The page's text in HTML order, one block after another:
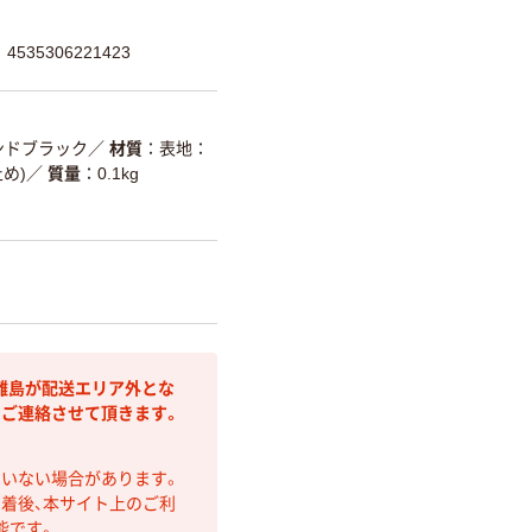
4535306221423
ドブラック ／ 材質
表地：
) ／ 質量 0.1kg
島が配送エリア外とな
連絡させて頂きます。
ない場合があります。
後、本サイト上のご利
す。